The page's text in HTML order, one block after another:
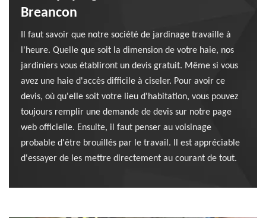
Breancon
Il faut savoir que notre société de jardinage travaille à
l'heure. Quelle que soit la dimension de votre haie, nos
jardiniers vous établiront un devis gratuit. Même si vous
avez une haie d'accès difficile à ciseler. Pour avoir ce
devis, où qu'elle soit votre lieu d'habitation, vous pouvez
toujours remplir une demande de devis sur notre page
web officielle. Ensuite, il faut penser au voisinage
probable d'être brouillés par le travail. Il est appréciable
d'essayer de les mettre directement au courant de tout.